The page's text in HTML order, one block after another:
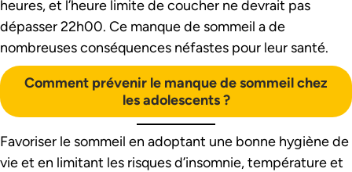
heures, et l’heure limite de coucher ne devrait pas
dépasser 22h00. Ce manque de sommeil a de
nombreuses conséquences néfastes pour leur santé.
Comment prévenir le manque de sommeil chez
les adolescents ?
Favoriser le sommeil en adoptant une bonne hygiène de
vie et en limitant les risques d’insomnie, température et